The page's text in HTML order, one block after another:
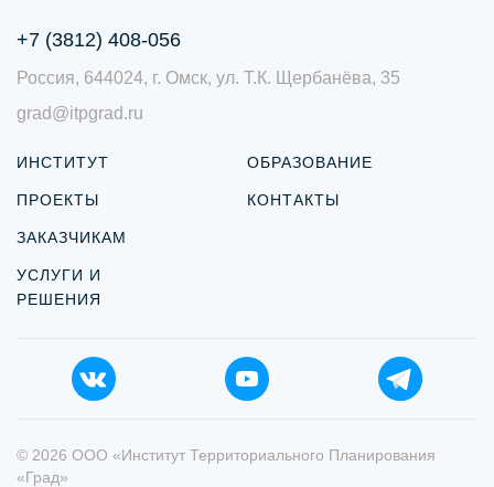
+7 (3812) 408-056
Россия, 644024, г. Омск, ул. Т.К. Щербанёва, 35
grad@itpgrad.ru
ИНСТИТУТ
ПРОЕКТЫ
ЗАКАЗЧИКАМ
УСЛУГИ И
РЕШЕНИЯ
ОБРАЗОВАНИЕ
КОНТАКТЫ
© 2026 ООО «Институт Территориального Планирования
«Град»